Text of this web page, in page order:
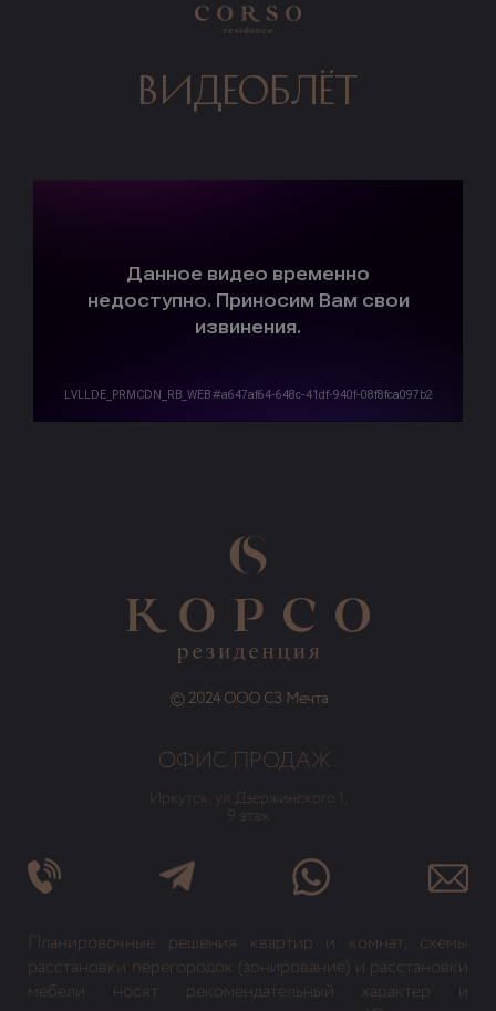
видеоблёт
© 2024 ООО СЗ Мечта
ОФИС ПРОДАЖ:
Иркутск, ул. Дзержинского 1,
9 этаж
Планировочные решения квартир и комнат, схемы
расстановки перегородок (зонирование) и расстановки
мебели носят рекомендательный характер и